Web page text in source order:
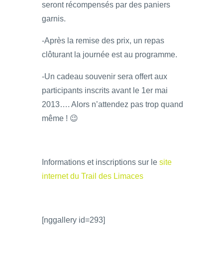
seront récompensés par des paniers
garnis.
-Après la remise des prix, un repas
clôturant la journée est au programme.
-Un cadeau souvenir sera offert aux
participants inscrits avant le 1er mai
2013…. Alors n’attendez pas trop quand
même ! 😉
Informations et inscriptions sur le site
internet du Trail des Limaces
[nggallery id=293]